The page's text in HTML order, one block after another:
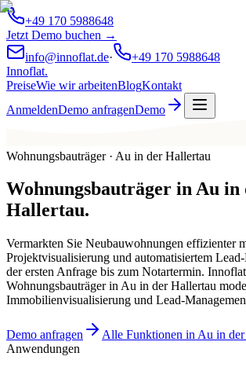
+49 170 5988648
Jetzt Demo buchen →
info@innoflat.de·
+49 170 5988648
Innoflat.
PreiseWie wir arbeitenBlogKontakt
AnmeldenDemo anfragenDemo
Wohnungsbauträger · Au in der Hallertau
Wohnungsbauträger inAu in
Hallertau.
Vermarkten Sie Neubauwohnungen effizienter
Projektvisualisierung und automatisiertem
der ersten Anfrage bis zum Notartermin.
Wohnungsbauträger in Au in der Hallertau
Immobilienvisualisierung und Lead-
Demo anfragen
Alle Funktionen in Au in
Anwendungen